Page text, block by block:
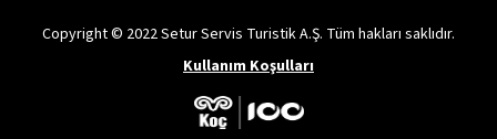
Copyright © 2022 Setur Servis Turistik A.Ş. Tüm hakları saklıdır.
Kullanım Koşulları